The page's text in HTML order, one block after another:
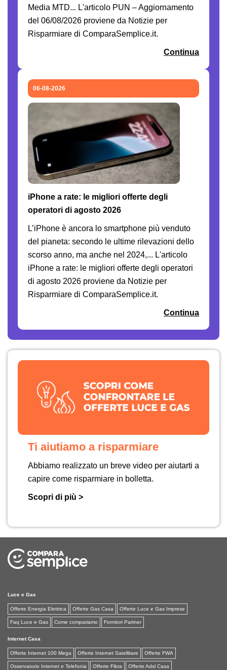
Media MTD... L'articolo PUN – Aggiornamento
del 06/08/2026 proviene da Notizie per
Risparmiare di ComparaSemplice.it.
Continua
06-08-2026
iPhone a rate: le migliori offerte degli
operatori di agosto 2026
L’iPhone è ancora lo smartphone più venduto
del pianeta: secondo le ultime rilevazioni dello
scorso anno, ma anche nel 2024,... L'articolo
iPhone a rate: le migliori offerte degli operatori
di agosto 2026 proviene da Notizie per
Risparmiare di ComparaSemplice.it.
Continua
Ti aiutiamo a risparmiare
Abbiamo realizzato un breve video per aiutarti a
capire come risparmiare in bolletta.
Scopri di più >
Luce e Gas
Offerte Energia Elettrica Offerte Gas Casa Offerte Luce e Gas Imprese
Faq Luce e Gas Come compariamo Fornitori Partner
Internet Casa
Offerte Internet 100 Mega Offerte Internet Satellitare Offerte FWA
Osservatorio Internet e Telefonia Offerte Fibra Offerte Adsl Casa